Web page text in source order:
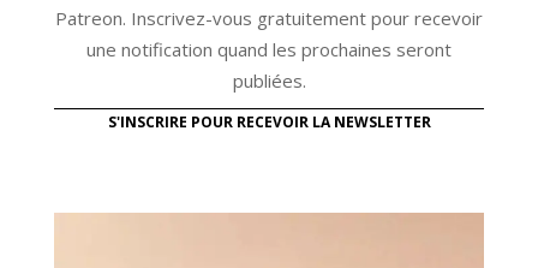
Patreon. Inscrivez-vous gratuitement pour recevoir
une notification quand les prochaines seront
publiées.
S'INSCRIRE POUR RECEVOIR LA NEWSLETTER